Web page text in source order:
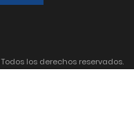
Todos los derechos reservados.